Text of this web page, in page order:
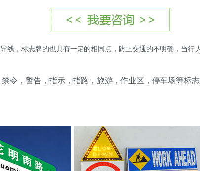
线，标志牌的也具有一定的相同点，防止交通的不明确，当
令，警告，指示，指路，旅游，作业区，停车场等标志